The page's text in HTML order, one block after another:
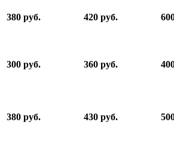
380 руб. 420 руб.
300 руб. 360 руб.
380 руб. 430 руб.